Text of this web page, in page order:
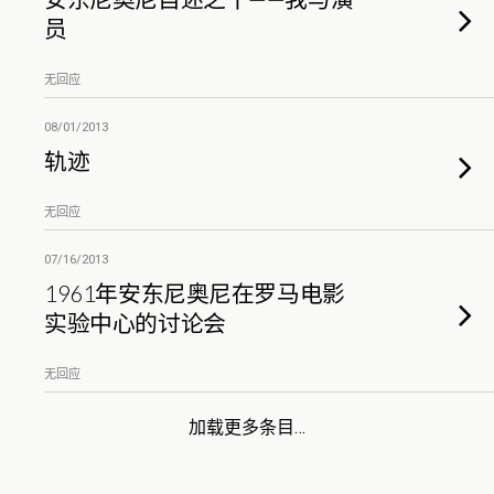
员
无回应
08/01/2013
轨迹
无回应
07/16/2013
1961年安东尼奥尼在罗马电影
实验中心的讨论会
无回应
加载更多条目…